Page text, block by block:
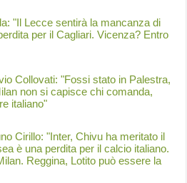
"Il Lecce sentirà la mancanza di
per il Cagliari. Vicenza? Entro
Collovati: "Fossi stato in Palestra,
non si capisce chi comanda,
italiano"
Cirillo: "Inter, Chivu ha meritato il
è una perdita per il calcio italiano.
Reggina, Lotito può essere la